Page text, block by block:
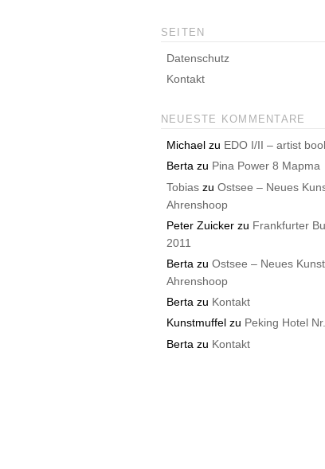
SEITEN
Datenschutz
Kontakt
NEUESTE KOMMENTARE
Michael zu EDO I/II – artist
Berta zu Pina Power 8 Mapma
Tobias zuOstsee – Neues
Ahrenshoop
Peter Zuicker zu Frankfurter
2011
Berta zuOstsee – Neues
Ahrenshoop
Berta zu Kontakt
Kunstmuffel zu Peking Hotel
Berta zu Kontakt